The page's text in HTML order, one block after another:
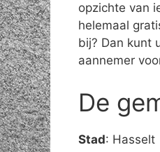
opzichte van
helemaal
bij? Dan kunt
aannemer
De
Stad: Hasselt